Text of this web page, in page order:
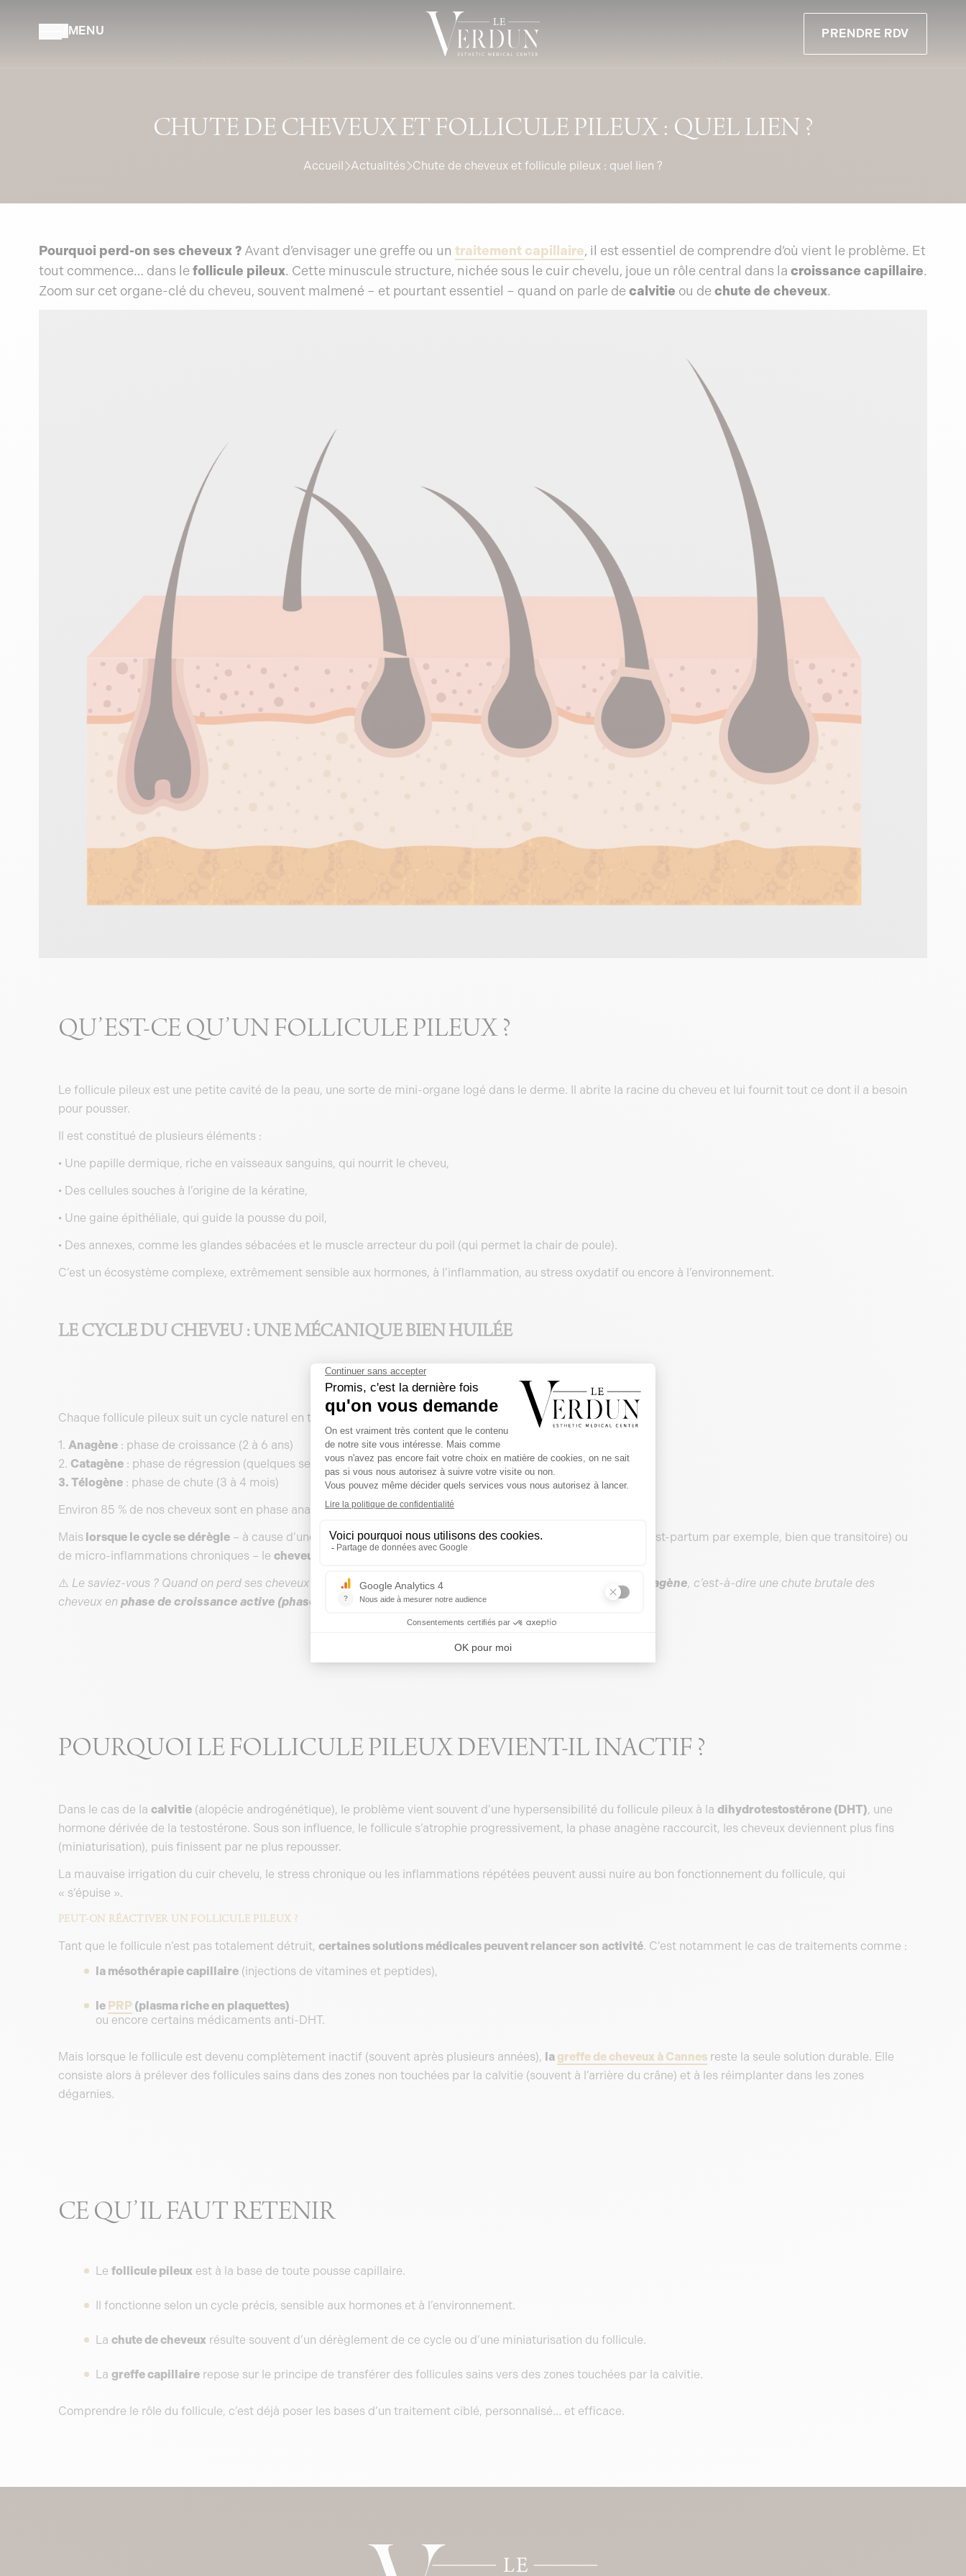
MENU PRENDRE RDV
CHUTE DE CHEVEUX ET FOLLICULE PILEUX : QUEL LIEN ?
Accueil Actualités Chute de cheveux et follicule pileux : quel lien ?
Pourquoi perd-on ses cheveux ?Avant d’envisager une greffe ou un traitement capillaire, il est essentiel de comprendre d’où vient le problème. Et
tout commence… dans lefollicule pileux. Cette minuscule structure, nichée sous le cuir chevelu, joue un rôle central dans la croissance capillaire.
Zoom sur cet organe-clé du cheveu, souvent malmené – et pourtant essentiel – quand on parle decalvitie ou dechute de cheveux.
QU’EST-CE QU’UN FOLLICULE PILEUX ?
Le follicule pileux est une petite cavité de la peau, une sorte de mini-organe logé dans le derme. Il abrite la racine du cheveu et lui fournit tout ce dont il a besoin
pour pousser.
Il est constitué de plusieurs éléments :
• Une papille dermique, riche en vaisseaux sanguins, qui nourrit le cheveu,
• Des cellules souches à l’origine de la kératine,
• Une gaine épithéliale, qui guide la pousse du poil,
• Des annexes, comme les glandes sébacées et le muscle arrecteur du poil (qui permet la chair de poule).
C’est un écosystème complexe, extrêmement sensible aux hormones, à l’inflammation, au stress oxydatif ou encore à l’environnement.
LE CYCLE DU CHEVEU : UNE MÉCANIQUE BIEN HUILÉE
Chaque follicule pileux suit un cycle naturel en trois phases :
1. Anagène: phase de croissance (2 à 6 ans)
2. Catagène: phase de régression (quelques semaines)
3. Télogène: phase de chute (3 à 4 mois)
Environ 85 % de nos cheveux sont en phase anagène à un moment donné.
Maislorsque le cycle se dérègle– à cause d’une prédisposition génétique, d’un déséquilibre hormonal (chute post-partum par exemple, bien que transitoire) ou
de micro-inflammations chroniques – le cheveu entre prématurément en phase télogène
⚠️ Le saviez-vous ? Quand on perd ses cheveux après un traitement par chiomothérapie, on parle d’alopécie anagène, c’est-à-dire une chute brutale des
cheveux en phase de croissance active (phase anagène).
POURQUOI LE FOLLICULE PILEUX DEVIENT-IL INACTIF ?
Dans le cas de la calvitie(alopécie androgénétique), le problème vient souvent d’une hypersensibilité du follicule pileux à la dihydrotestostérone (DHT), une
hormone dérivée de la testostérone. Sous son influence, le follicule s’atrophie progressivement, la phase anagène raccourcit, les cheveux deviennent plus fins
(miniaturisation), puis finissent par ne plus repousser.
La mauvaise irrigation du cuir chevelu, le stress chronique ou les inflammations répétées peuvent aussi nuire au bon fonctionnement du follicule, qui
« s’épuise ».
PEUT-ON RÉACTIVER UN FOLLICULE PILEUX ?
Tant que le follicule n’est pas totalement détruit, certaines solutions médicales peuvent relancer son activité. C’est notamment le cas de traitements comme :
la mésothérapie capillaire(injections de vitamines et peptides),
le PRP(plasma riche en plaquettes)
ou encore certains médicaments anti-DHT.
Mais lorsque le follicule est devenu complètement inactif (souvent après plusieurs années), lagreffe de cheveux à Cannesreste la seule solution durable. Elle
consiste alors à prélever des follicules sains dans des zones non touchées par la calvitie (souvent à l’arrière du crâne) et à les réimplanter dans les zones
dégarnies.
CE QU’IL FAUT RETENIR
Le follicule pileuxest à la base de toute pousse capillaire.
Il fonctionne selon un cycle précis, sensible aux hormones et à l’environnement.
La chute de cheveuxrésulte souvent d’un dérèglement de ce cycle ou d’une miniaturisation du follicule.
La greffe capillairerepose sur le principe de transférer des follicules sains vers des zones touchées par la calvitie.
Comprendre le rôle du follicule, c’est déjà poser les bases d’un traitement ciblé, personnalisé… et efficace.